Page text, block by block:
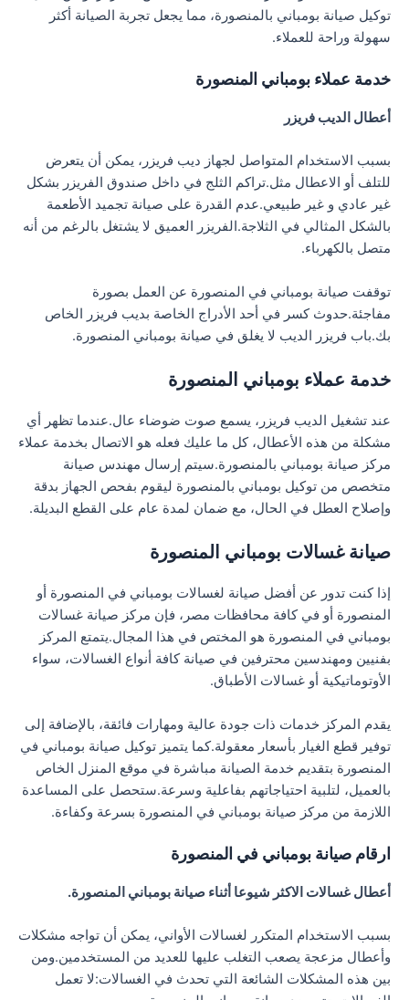
توكيل صيانة بومباني بالمنصورة، مما يجعل تجربة الصيانة أكثر
سهولة وراحة للعملاء.
خدمة عملاء بومباني المنصورة
أعطال الديب فريزر
بسبب الاستخدام المتواصل لجهاز ديب فريزر، يمكن أن يتعرض
للتلف أو الاعطال مثل.تراكم الثلج في داخل صندوق الفريزر بشكل
غير عادي و غير طبيعي.عدم القدرة على صيانة تجميد الأطعمة
بالشكل المثالي في الثلاجة.الفريزر العميق لا يشتغل بالرغم من أنه
متصل بالكهرباء.
توقفت صيانة بومباني في المنصورة عن العمل بصورة
مفاجئة.حدوث كسر في أحد الأدراج الخاصة بديب فريزر الخاص
بك.باب فريزر الديب لا يغلق في صيانة بومباني المنصورة.
خدمة عملاء بومباني المنصورة
عند تشغيل الديب فريزر، يسمع صوت ضوضاء عال.عندما تظهر أي
مشكلة من هذه الأعطال، كل ما عليك فعله هو الاتصال بخدمة عملاء
مركز صيانة بومباني بالمنصورة.سيتم إرسال مهندس صيانة
متخصص من توكيل بومباني بالمنصورة ليقوم بفحص الجهاز بدقة
وإصلاح العطل في الحال، مع ضمان لمدة عام على القطع البديلة.
صيانة غسالات بومباني المنصورة
إذا كنت تدور عن أفضل صيانة لغسالات بومباني في المنصورة أو
المنصورة أو في كافة محافظات مصر، فإن مركز صيانة غسالات
بومباني في المنصورة هو المختص في هذا المجال.يتمتع المركز
بفنيين ومهندسين محترفين في صيانة كافة أنواع الغسالات، سواء
الأوتوماتيكية أو غسالات الأطباق.
يقدم المركز خدمات ذات جودة عالية ومهارات فائقة، بالإضافة إلى
توفير قطع الغيار بأسعار معقولة.كما يتميز توكيل صيانة بومباني في
المنصورة بتقديم خدمة الصيانة مباشرة في موقع المنزل الخاص
بالعميل، لتلبية احتياجاتهم بفاعلية وسرعة.ستحصل على المساعدة
اللازمة من مركز صيانة بومباني في المنصورة بسرعة وكفاءة.
ارقام صيانة بومباني في المنصورة
أعطال غسالات الاكثر شيوعا أثناء صيانة بومباني المنصورة.
بسبب الاستخدام المتكرر لغسالات الأواني، يمكن أن تواجه مشكلات
وأعطال مزعجة يصعب التغلب عليها للعديد من المستخدمين.ومن
بين هذه المشكلات الشائعة التي تحدث في الغسالات:لا تعمل